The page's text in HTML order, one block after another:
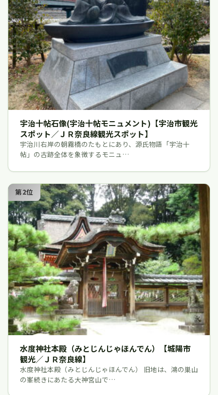
宇治十帖石像(宇治十帖モニュメント)【宇治市観光
スポット／ＪＲ奈良線観光スポット】
宇治川右岸の朝霧橋のたもとにあり、源氏物語「宇治十
帖」の古跡全体を象徴するモニュ…
第2位
水度神社本殿（みとじんじゃほんでん）【城陽市
観光／ＪＲ奈良線】
水度神社本殿（みとじんじゃほんでん） 旧地は、鴻の巣山
の峯続きにあたる大神宮山で…